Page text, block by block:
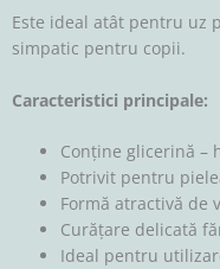
Este ideal atât pentru uz
simpatic pentru copii.
Caracteristici principale:
Conține glicerină –
Potrivit pentru
Formă atractivă de
Curățare delicată
Ideal pentru